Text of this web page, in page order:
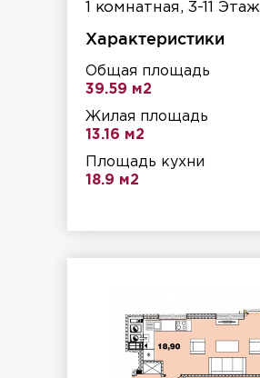
1 комнатная, 3-11 Этаж
Характеристики
Общая площадь
39.59 м2
Жилая площадь
13.16 м2
Площадь кухни
18.9 м2